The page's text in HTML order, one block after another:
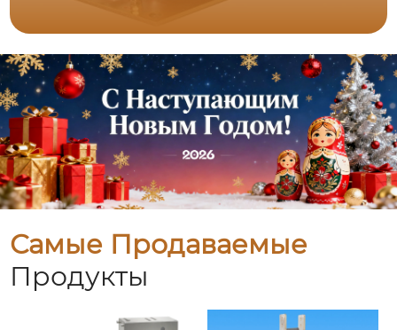
Самые Продаваемые
Продукты